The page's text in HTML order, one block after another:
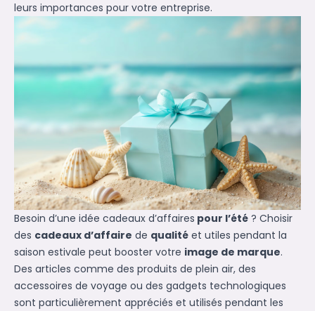
leurs importances pour votre entreprise.
Besoin d’une idée cadeaux d’affaires pour l’été ? Choisir
des cadeaux d’affaire de qualité et utiles pendant la
saison estivale peut booster votre image de marque.
Des articles comme des produits de plein air, des
accessoires de voyage ou des gadgets technologiques
sont particulièrement appréciés et utilisés pendant les